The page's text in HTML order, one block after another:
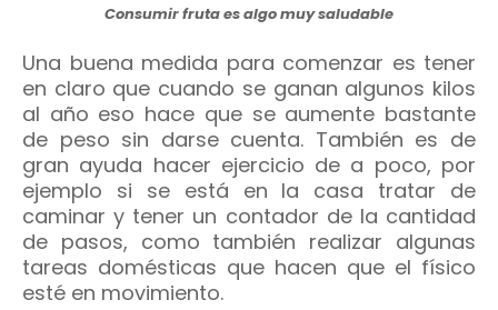
Consumir fruta es algo muy saludable
Una buena medida para comenzar es tener
en claro que cuando se ganan algunos kilos
al año eso hace que se aumente bastante
de peso sin darse cuenta. También es de
gran ayuda hacer ejercicio de a poco, por
ejemplo si se está en la casa tratar de
caminar y tener un contador de la cantidad
de pasos, como también realizar algunas
tareas domésticas que hacen que el físico
esté en movimiento.